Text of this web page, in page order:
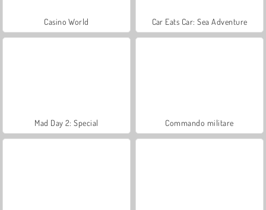
Casino World Car Eats Car: Sea Adventure
Mad Day 2: Special Commando militare